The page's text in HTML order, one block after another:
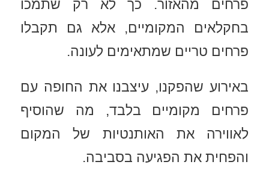
פרחים מהאזור. כך לא רק שתמכו
בחקלאים המקומיים, אלא גם תקבלו
פרחים טריים שמתאימים לעונה.
באירוע שהפקנו, עיצבנו את החופה עם
פרחים מקומיים בלבד, מה שהוסיף
לאווירה את האותנטיות של המקום
והפחית את הפגיעה בסביבה.